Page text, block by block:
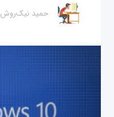
حمید نیک‌روش